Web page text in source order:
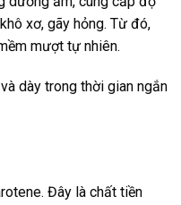
xơ, gãy hỏng. Từ đó,
mượt tự nhiên.
Đây là chất tiền